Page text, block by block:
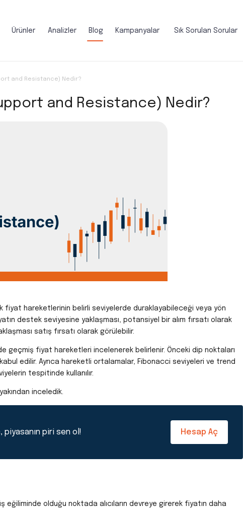
Ürünler Analizler Blog Kampanyalar Sık Sorulan Sorular
and Resistance) Nedir?
and Resistance) Nedir?
fiyat hareketlerinin belirli seviyelerde duraklayabileceği veya yön
destek seviyesine yaklaşması, potansiyel bir alım fırsatı olarak
satış fırsatı olarak görülebilir.
geçmiş fiyat hareketleri incelenerek belirlenir. Önceki dip noktaları
edilir. Ayrıca hareketli ortalamalar, Fibonacci seviyeleri ve trend
tespitinde kullanılır.
inceledik.
piyasanın piri sen ol! Hesap Aç
eğiliminde olduğu noktada alıcıların devreye girerek fiyatın daha